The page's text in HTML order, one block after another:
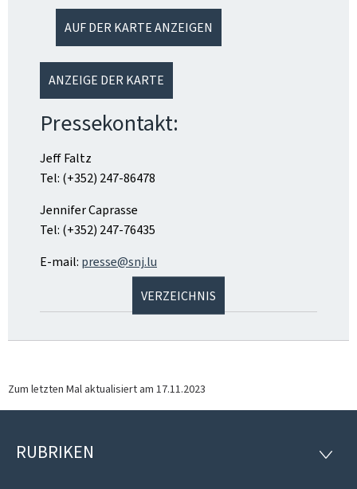
AUF DER KARTE ANZEIGEN
ANZEIGE DER KARTE
Pressekontakt:
Jeff Faltz
Tel: (+352) 247-86478
Jennifer Caprasse
Tel: (+352) 247-76435
E-mail: presse@snj.lu
VERZEICHNIS
Zum letzten Mal aktualisiert am 17.11.2023
Footer
RUBRIKEN